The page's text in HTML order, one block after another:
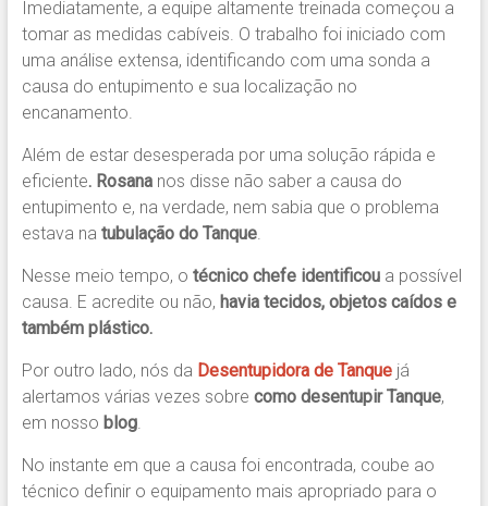
Imediatamente, a equipe altamente treinada começou a
tomar as medidas cabíveis. O trabalho foi iniciado com
uma análise extensa, identificando com uma sonda a
causa do entupimento e sua localização no
encanamento.
Além de estar desesperada por uma solução rápida e
eficiente. Rosananos disse não saber a causa do
entupimento e, na verdade, nem sabia que o problema
estava na tubulação do Tanque.
Nesse meio tempo, o técnico chefe identificoua possível
causa. E acredite ou não, havia tecidos, objetos caídos e
também plástico.
Por outro lado, nós da Desentupidora de Tanquejá
alertamos várias vezes sobre como desentupir Tanque,
em nosso blog.
No instante em que a causa foi encontrada, coube ao
técnico definir o equipamento mais apropriado para o